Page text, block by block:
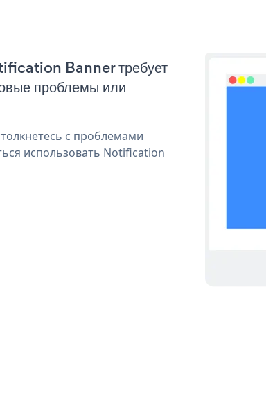
Banner требует
проблемы или
с проблемами
использовать Notification